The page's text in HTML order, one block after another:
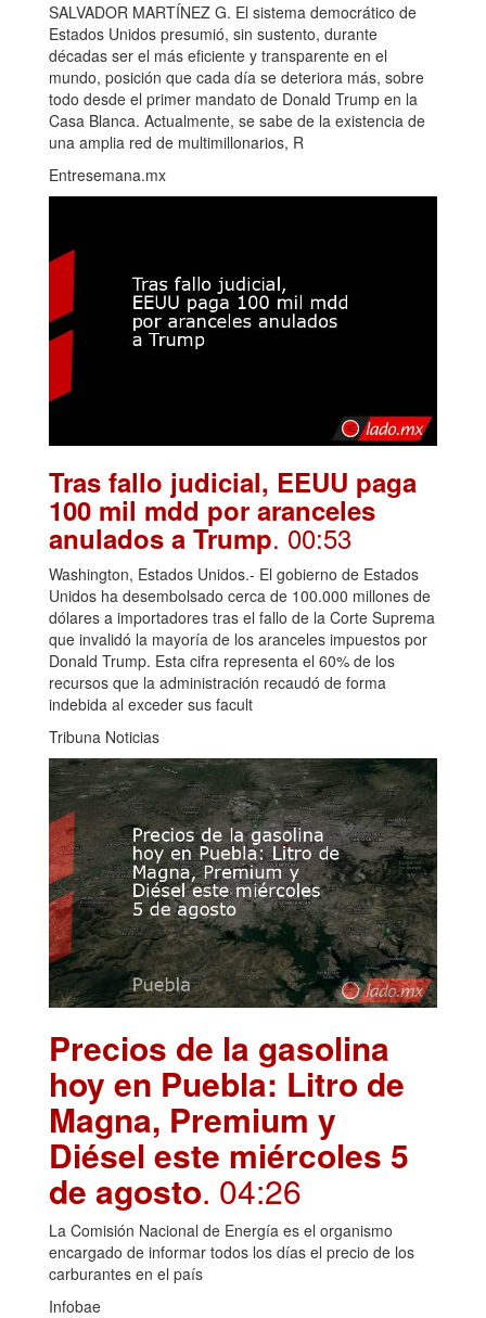
SALVADOR MARTÍNEZ G. El sistema democrático de
Estados Unidos presumió, sin sustento, durante
décadas ser el más eficiente y transparente en el
mundo, posición que cada día se deteriora más, sobre
todo desde el primer mandato de Donald Trump en la
Casa Blanca. Actualmente, se sabe de la existencia de
una amplia red de multimillonarios, R
Entresemana.mx
Tras fallo judicial, EEUU paga
100 mil mdd por aranceles
anulados a Trump. 00:53
Washington, Estados Unidos.- El gobierno de Estados
Unidos ha desembolsado cerca de 100.000 millones de
dólares a importadores tras el fallo de la Corte Suprema
que invalidó la mayoría de los aranceles impuestos por
Donald Trump. Esta cifra representa el 60% de los
recursos que la administración recaudó de forma
indebida al exceder sus facult
Tribuna Noticias
Precios de la gasolina
hoy en Puebla: Litro de
Magna, Premium y
Diésel este miércoles 5
de agosto. 04:26
La Comisión Nacional de Energía es el organismo
encargado de informar todos los días el precio de los
carburantes en el país
Infobae